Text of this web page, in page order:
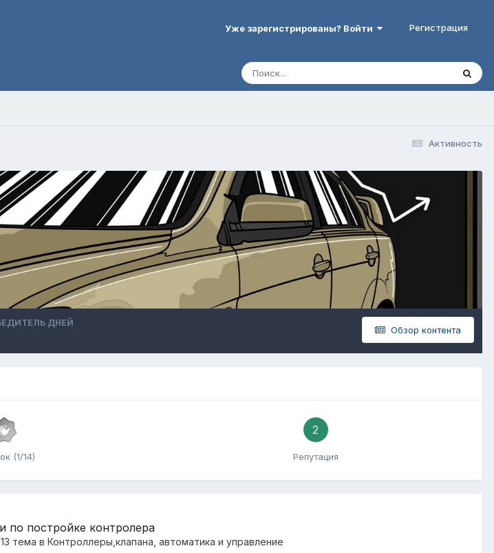
Уже зарегистрированы? Войти Регистрация
Активность
Обзор контента
ДНЕЙ
(1/14)
2
Репутация
по постройке контролера
тема в Контроллеры,клапана, автоматика и управление